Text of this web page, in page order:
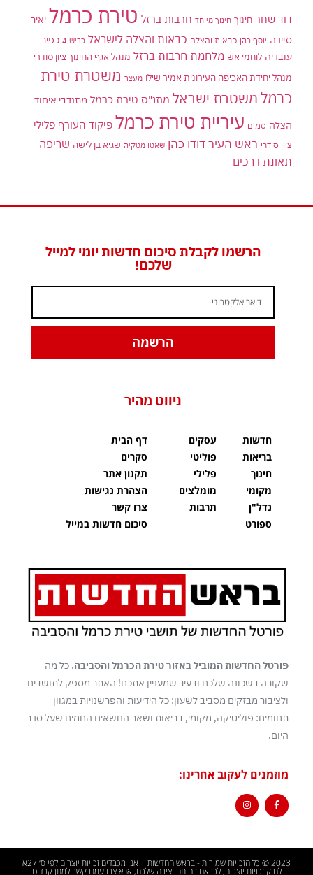
דוד שחר חינוך חינוך מיוחד חרבות ברזל טירת כרמל יאיר
סיידה יוסף כהן כבאות והצלה כבאות והצלה לישראל כביש 4
כפיר
עובדיה לוחמי אש מלחמת חרבות ברזל מנהל אגף החינוך ציון סודרי
מנהל יחידת האכיפה העירונית אמיר שילו מעצר משטרת טירת
כרמלמשטרת ישראל מתנ"ס טירת כרמל מתנדבי איחוד
הצלה סמים עיריית טירת כרמל פיקוד העורף פלילי
ציון סודרי ראש העיר דודו כהן שאטו מטקיה שגיא בן לישה שריפה
תאונת דרכים
הרשמו לקבלת סיכום חדשות יומי למייל
שלכם!
הרשמה
ניווט מהיר
חדשות
בריאות
חינוך
מקומי
נדל"ן
ספורט
עסקים
פוליטי
פלילי
מומלצים
תרבות
דף הבית
סקרים
תקנון אתר
הצהרת נגישות
צרו קשר
סיכום חדשות במייל
פורטל החדשות המוביל באזור טירת הכרמל והסביבה. כל מה
שקורה בשכונה שלכם ובעיר שמעניין אתכם! האתר מספק לתושבים
ולציבור מבזקים מסביב לשעון: כל הידיעות והפרשנויות במגוון
תחומים: פוליטיקה, מקומי, בריאות ושאר הנושאים החמים שעל סדר
היום.
מוזמנים לעקוב אחרינו:
2023 © כל הזכויות שמורות - בראש החדשות | אנו מכבדים זכויות יוצרים לפי ס׳ 27א
לחוק זכויות יוצרים, לכן אם זיהיתם יצירה שלכם, אנא צרו עמנו קשר למתן קרדיט